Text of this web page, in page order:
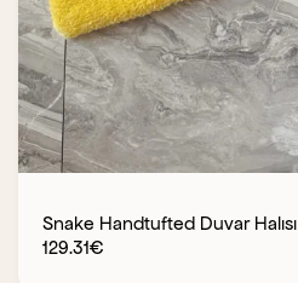
Snake Handtufted Duvar Halısı
129.31€